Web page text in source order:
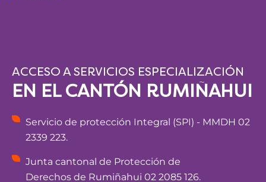
ACCESO A SERVICIOS ESPECIALIZACIÓN
EN EL CANTÓN RUMIÑAHUI
Servicio de protección Integral (SPI) - MMDH 02
2339 223.
Junta cantonal de Protección de
Derechos de Rumiñahui 02 2085 126.